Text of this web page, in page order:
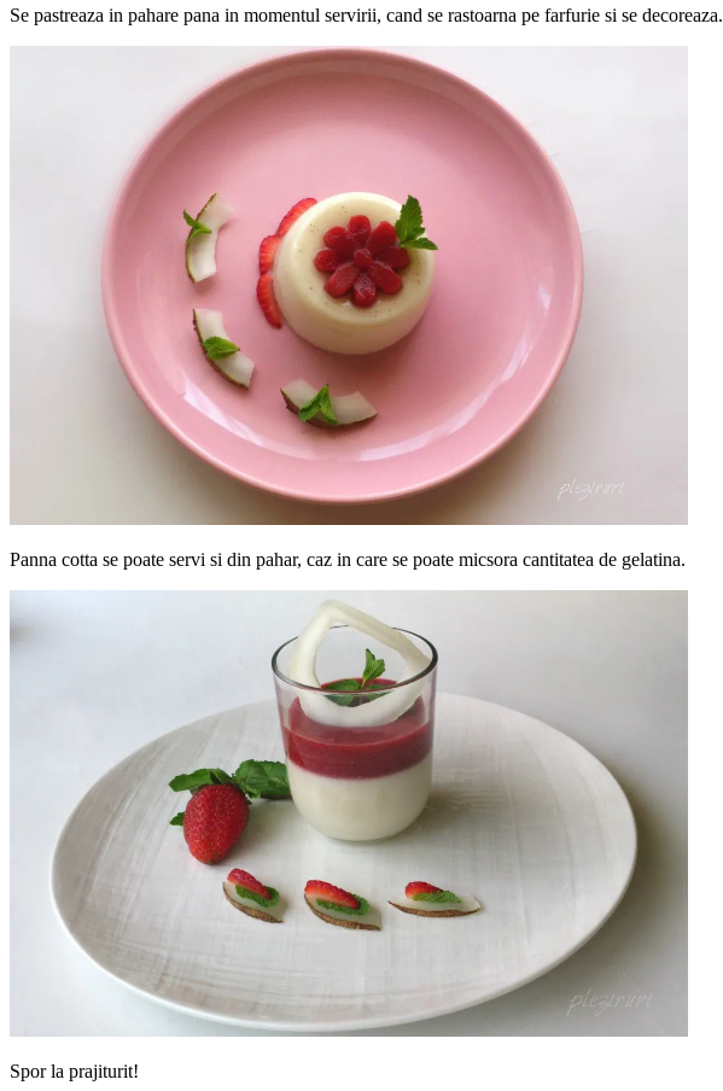
Se pastreaza in pahare pana in momentul servirii, cand se rastoarna pe farfurie si se decoreaza.
Panna cotta se poate servi si din pahar, caz in care se poate micsora cantitatea de gelatina.
Spor la prajiturit!